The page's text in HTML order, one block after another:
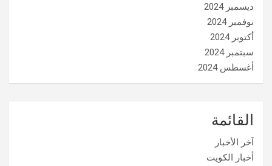
ديسمبر 2024
نوفمبر 2024
أكتوبر 2024
سبتمبر 2024
أغسطس 2024
القائمة
آخر الأخبار
أخبار الكويت